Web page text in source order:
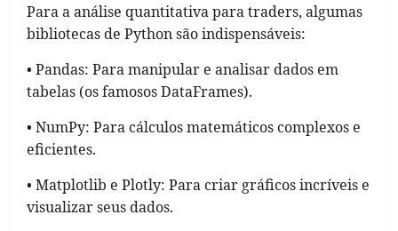
Para a análise quantitativa para traders, algumas
bibliotecas de Python são indispensáveis:
• Pandas: Para manipular e analisar dados em
tabelas (os famosos DataFrames).
• NumPy: Para cálculos matemáticos complexos e
eficientes.
• Matplotlib e Plotly: Para criar gráficos incríveis e
visualizar seus dados.